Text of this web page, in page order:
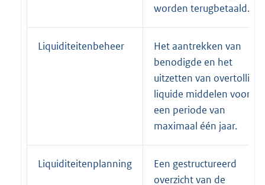
worden terugbetaald.
Liquiditeitenbeheer
Het aantrekken van
benodigde en het
uitzetten van overtollige
liquide middelen voor
een periode van
maximaal één jaar.
Liquiditeitenplanning
Een gestructureerd
overzicht van de